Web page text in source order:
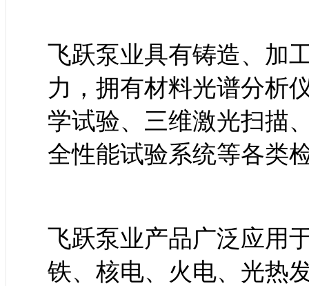
飞跃泵业具有铸造、加
力，拥有材料光谱分析
学试验、三维激光扫描
全性能试验系统等各类
飞跃泵业产品广泛应用
铁、核电、火电、光热